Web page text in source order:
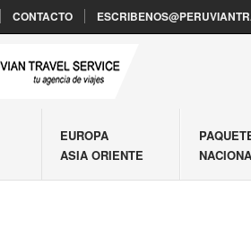
CONTACTO
EUROPA
ASIA ORIENTE